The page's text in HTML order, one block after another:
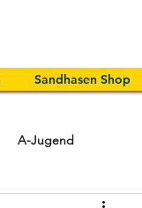
Sandhasen Shop
A-Jugend